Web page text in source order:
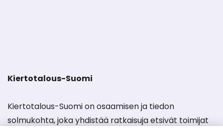
Kiertotalous-Suomi
Kiertotalous-Suomi on osaamisen ja tiedon
solmukohta, joka yhdistää ratkaisuja etsivät toimijat